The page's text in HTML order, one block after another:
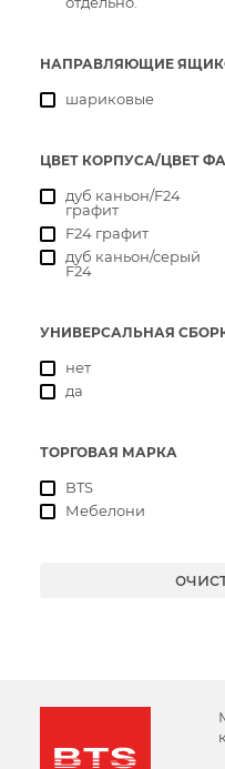
НАПРАВЛЯЮЩИЕ
шариковые
ЦВЕТ КОРПУСА/ЦВЕТ
дуб каньон/F24
графит
F24 графит
дуб каньон/серый
F24
УНИВЕРСАЛЬНАЯ
нет
да
ТОРГОВАЯ МАРКА
BTS
Мебелони